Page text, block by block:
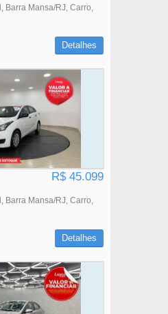
Barra Mansa/RJ Carro
Detalhes
R$ 45.099
Barra Mansa/RJ Carro
Detalhes